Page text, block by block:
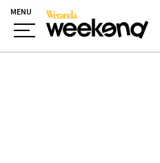
MENU